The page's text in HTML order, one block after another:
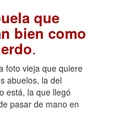
que
bien como
.
foto vieja que quiere
abuelos, la del
está, la que llegó
pasar de mano en